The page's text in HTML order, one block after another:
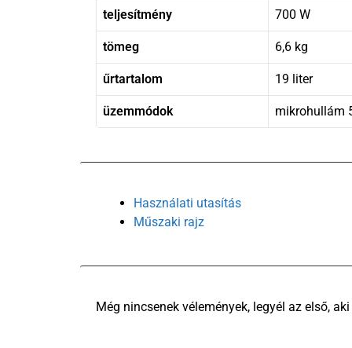
teljesítmény 700 W
tömeg 6,6 kg
űrtartalom 19 liter
üzemmódok mikrohullám
Használati utasítás
Műszaki rajz